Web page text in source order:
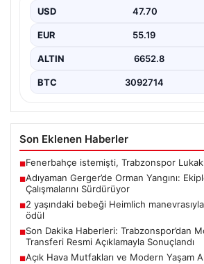
Adıyaman’ın Gerger ilçesinde çıkan
Kütüklü köyleri…
USD 47.70
EUR 55.19
ALTIN 6652.8
BTC 3092714
Son Eklenen Haberler
■Fenerbahçe istemişti, Trabzonspor
■Adıyaman Gerger’de Orman Yangını:
Çalışmalarını Sürdürüyor
■2 yaşındaki bebeği Heimlich
ödül
■Son Dakika Haberleri: Trabzonspor’dan
Transferi Resmi Açıklamayla Sonuçlandı
■Açık Hava Mutfakları ve Modern Yaşam